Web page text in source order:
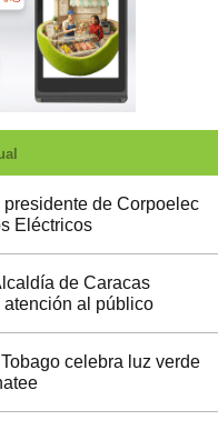
de Corpoelec
Eléctricos
de Caracas
al público
celebra luz verde